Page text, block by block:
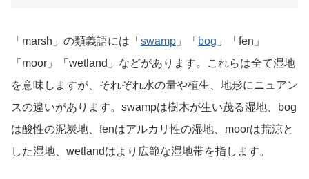
「marsh」の類義語には「 swamp 」「 bog 」「fen」
「moor」「wetland」などがあります。これらは全て湿地
を意味しますが、それぞれ水の量や植生、地形にニュアン
スの違いがあります。swampは樹木が生い茂る湿地、bog
は酸性の泥炭地、fenはアルカリ性の湿地、moorは荒涼と
した湿地、wetlandはより広範な湿地帯を指します。